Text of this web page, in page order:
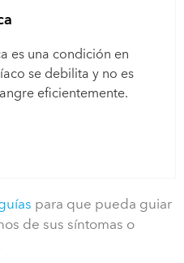
es una condición en
se debilita y no es
eficientemente.
para que pueda guiar
de sus síntomas o